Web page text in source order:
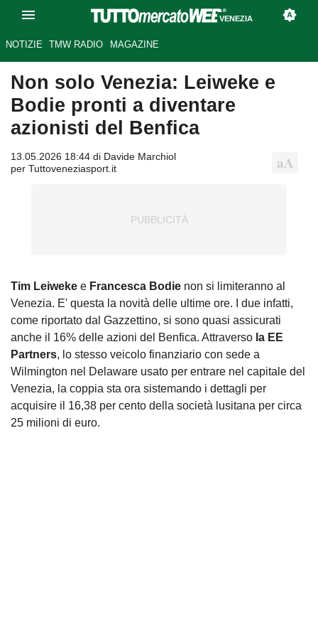
VENEZIA
NOTIZIE TMW RADIO MAGAZINE
Non solo Venezia: Leiweke e
Bodie pronti a diventare
azionisti del Benfica
13.05.2026 18:44 di Davide Marchiol
per Tuttoveneziasport.it
Tim Leiweke e Francesca Bodie non si limiteranno al
Venezia. E' questa la novità delle ultime ore. I due infatti,
come riportato dal Gazzettino, si sono quasi assicurati
anche il 16% delle azioni del Benfica. Attraverso la EE
Partners, lo stesso veicolo finanziario con sede a
Wilmington nel Delaware usato per entrare nel capitale del
Venezia, la coppia sta ora sistemando i dettagli per
acquisire il 16,38 per cento della società lusitana per circa
25 milioni di euro.